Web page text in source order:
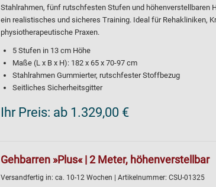
Stahlrahmen, fünf rutschfesten Stufen und höhenverstellbaren
ein realistisches und sicheres Training. Ideal für Rehakliniken,
physiotherapeutische Praxen.
5 Stufen in 13 cm Höhe
Maße (L x B x H): 182 x 65 x 70-97 cm
Stahlrahmen Gummierter, rutschfester Stoffbezug
Seitliches Sicherheitsgitter
Ihr Preis: ab 1.329,00 €
Gehbarren »Plus« | 2 Meter, höhenverstellbar
Versandfertig in: ca. 10-12 Wochen | Artikelnummer: CSU-01325